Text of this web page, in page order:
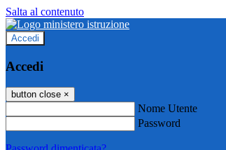
Salta al contenuto
Accedi
Accedi
button close ×
Nome Utente
Password